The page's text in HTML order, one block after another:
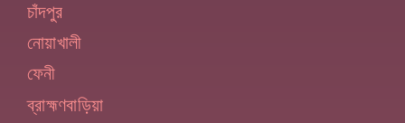
চাঁদপুর
নোয়াখালী
ফেনী
ব্রাহ্মণবাড়িয়া